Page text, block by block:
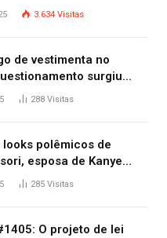
mesmo dia
3.634 Visitas
de vestimenta no
surgiu
Censori, mulher de
288 Visitas
polêmicos de
esposa de Kanye
nua no Grammy
285 Visitas
O projeto de lei